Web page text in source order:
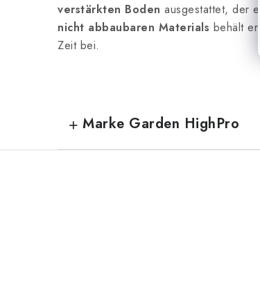
verstärkten Boden ausgestattet, der
nicht abbaubaren Materials behält er
Zeit bei.
Marke Garden HighPro